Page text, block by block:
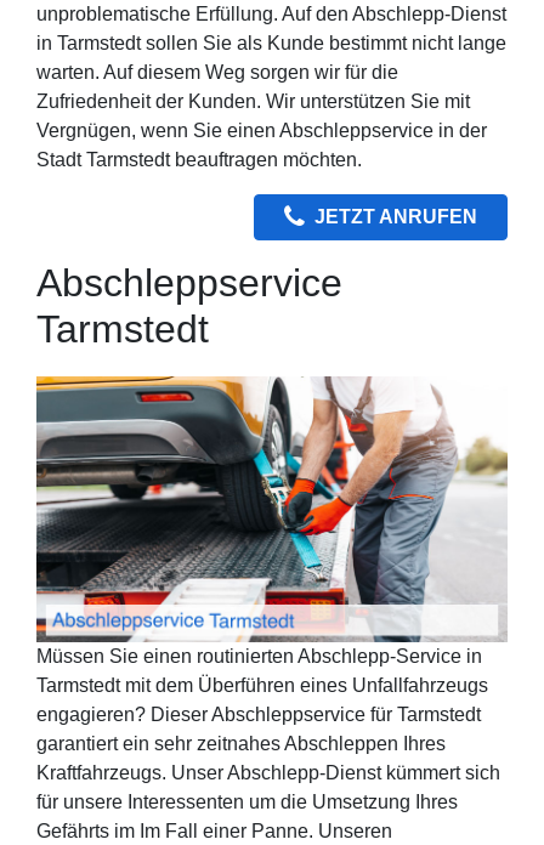
unproblematische Erfüllung. Auf den Abschlepp-Dienst
in Tarmstedt sollen Sie als Kunde bestimmt nicht lange
warten. Auf diesem Weg sorgen wir für die
Zufriedenheit der Kunden. Wir unterstützen Sie mit
Vergnügen, wenn Sie einen Abschleppservice in der
Stadt Tarmstedt beauftragen möchten.
JETZT ANRUFEN
Abschleppservice
Tarmstedt
Müssen Sie einen routinierten Abschlepp-Service in
Tarmstedt mit dem Überführen eines Unfallfahrzeugs
engagieren? Dieser Abschleppservice für Tarmstedt
garantiert ein sehr zeitnahes Abschleppen Ihres
Kraftfahrzeugs. Unser Abschlepp-Dienst kümmert sich
für unsere Interessenten um die Umsetzung Ihres
Gefährts im Im Fall einer Panne. Unseren